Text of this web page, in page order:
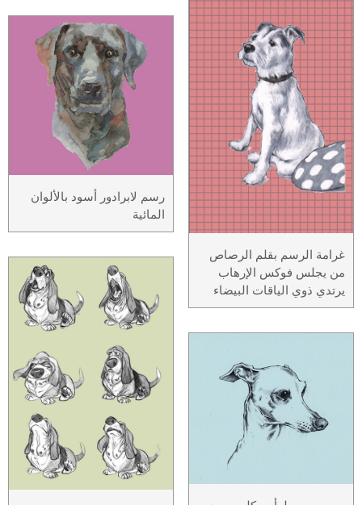
غرامة الرسم بقلم الرصاص
من يجلس فوكس الإرهاب
يرتدي ذوي الياقات البيضاء
رسم لابرادور أسود بالألوان
المائية